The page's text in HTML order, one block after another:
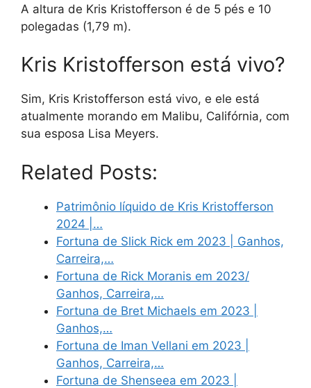
A altura de Kris Kristofferson é de 5 pés e 10
polegadas (1,79 m).
Kris Kristofferson está vivo?
Sim, Kris Kristofferson está vivo, e ele está
atualmente morando em Malibu, Califórnia, com
sua esposa Lisa Meyers.
Related Posts:
Patrimônio líquido de Kris Kristofferson
2024 |…
Fortuna de Slick Rick em 2023 | Ganhos,
Carreira,…
Fortuna de Rick Moranis em 2023/
Ganhos, Carreira,…
Fortuna de Bret Michaels em 2023 |
Ganhos,…
Fortuna de Iman Vellani em 2023 |
Ganhos, Carreira,…
Fortuna de Shenseea em 2023 |